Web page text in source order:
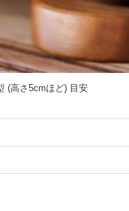
(高さ5cmほど) 目安